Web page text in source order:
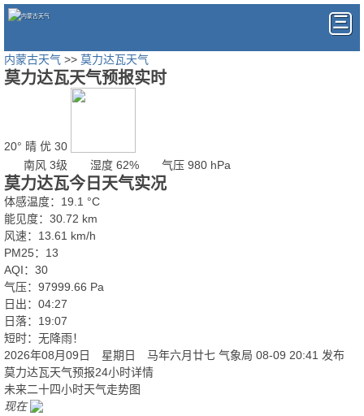
内蒙古天气 >> 莫力达瓦天气
莫力达瓦天气预报实时
20° 晴 优 30
南风 3级
湿度 62% 气压 980 hPa
莫力达瓦今日天气实况
体感温度：19.1 °C
能见度：30.72 km
风速：13.61 km/h
PM25：13
AQI：30
气压：97999.66 Pa
日出：04:27
日落：19:07
短时：无降雨！
2026年08月09日 星期日 马年六月廿七 气象局 08-09 20:41 发布
莫力达瓦天气预报24小时详情
未来二十四小时天气走势图
现在